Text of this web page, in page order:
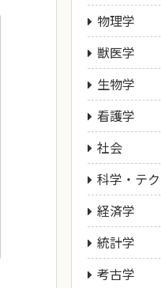
物理学
獣医学
生物学
看護学
社会
科学・テ
経済学
統計学
考古学